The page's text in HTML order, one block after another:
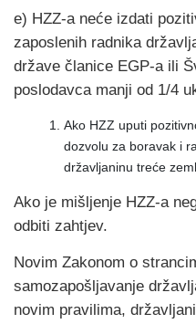
e) HZZ-a neće izdati
zaposlenih radnika
države članice EGP-a ili
poslodavca manji od 1/4
Ako HZZ uputi
dozvolu za boravak i
državljaninu treće
Ako je mišljenje HZZ-a
odbiti zahtjev.
Novim Zakonom o
samozapošljavanje
novim pravilima,